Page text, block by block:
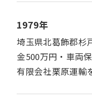
1979年
埼玉県北葛飾郡杉
金500万円・車両
有限会社栗原運輸